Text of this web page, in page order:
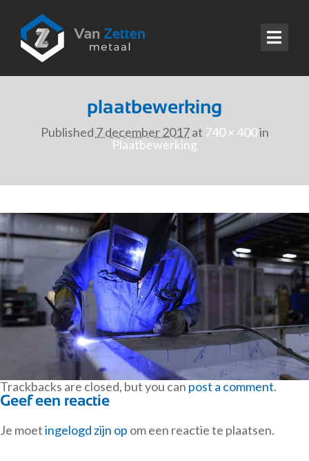
plaatbewerking
Published 7 december 2017at 740 × 400in
Plaatbewerking
Trackbacks are closed, but you can post a comment.
Geef een reactie
Je moetingelogd zijn op om een reactie te plaatsen.